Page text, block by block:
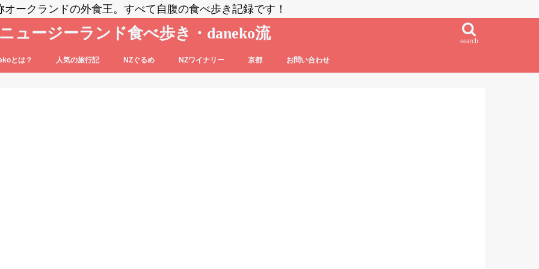
オークランドの外食王。すべて自腹の食べ歩き記録です！
ニュージーランド食べ歩き・daneko流 search
とは？ 人気の旅行記 NZぐるめ NZワイナリー 京都 お問い合わせ